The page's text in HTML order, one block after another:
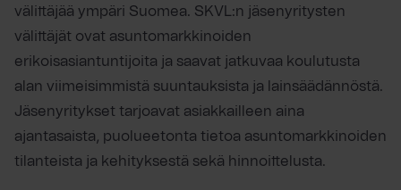
välittäjää ympäri Suomea. SKVL:n jäsenyritysten
välittäjät ovat asuntomarkkinoiden
erikoisasiantuntijoita ja saavat jatkuvaa koulutusta
alan viimeisimmistä suuntauksista ja lainsäädännöstä.
Jäsenyritykset tarjoavat asiakkailleen aina
ajantasaista, puolueetonta tietoa asuntomarkkinoiden
tilanteista ja kehityksestä sekä hinnoittelusta.